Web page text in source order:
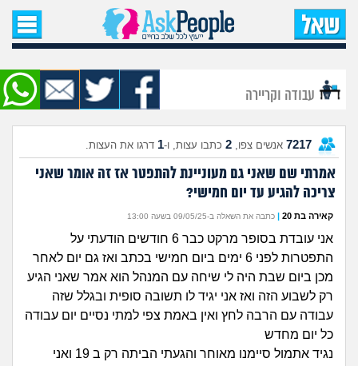
עמוד הבית
שאל שאלה
שאלות חדשות
שאלות שעוררו עניין
מה קורה כאן?
מתחם הטיפים
מדורים
זוגיות
חיפוש שאלות
עבודה וקריירה
7217 אנשים צפו, 2 כתבו עצות, ו-1 דרגו את העצות.
אמרתי שם שאני גם מעוניינת להתפטר אז זה אומר שאני
צריכה להגיע עד יום חמישי?
קאירה בת 20 | כתבה את השאלה ב-09/05/25 בשעה 13:00
אני עובדת בסופר מרקט כבר 6 חודשים הודעתי על
התפטרות לפני 6 ימים ביום חמישי בכתב ואז גם יום לאחר
מכן ביום שבת היה לי שיחה עם המנהל הוא אמר שאני הגיע
רק לשבוע הזה ואז אני יגיד לו תשובה סופית ובגלל שזה
עבודה עם הרבה לחץ ואין באמת צפי למתי נסיים יום עבודה
כל יום מחדש
נגיד אתמול סיימנו מאוחר והגעתי הביתה רק ב 19 ואני